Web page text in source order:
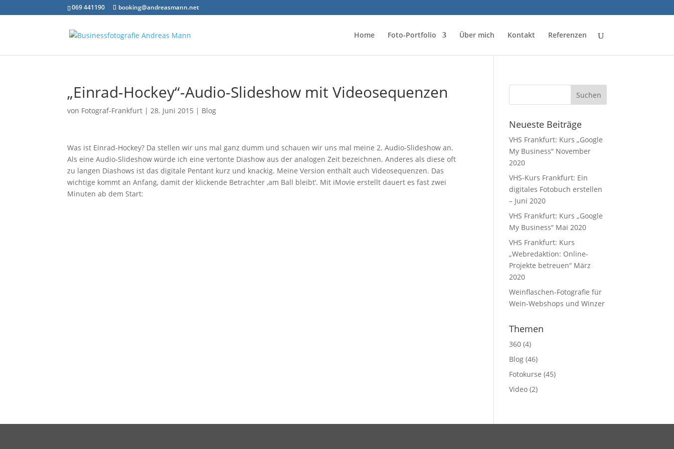
069 441190 booking@andreasmann.net
Home Foto-Portfolio Über mich Kontakt Referenzen
„Einrad-Hockey“-Audio-Slideshow mit Videosequenzen
von Fotograf-Frankfurt |28. Juni 2015 | Blog
Was ist Einrad-Hockey? Da stellen wir uns mal ganz dumm und schauen wir uns mal meine 2. Audio-Slideshow an.
Als eine Audio-Slideshow würde ich eine vertonte Diashow aus der analogen Zeit bezeichnen. Anderes als diese oft
zu langen Diashows ist das digitale Pentant kurz und knackig. Meine Version enthält auch Videosequenzen. Das
wichtige kommt an Anfang, damit der klickende Betrachter ,am Ball bleibt‘. Mit iMovie erstellt dauert es fast zwei
Minuten ab dem Start:
Neueste Beiträge
VHS Frankfurt: Kurs „Google
My Business“ November
2020
VHS-Kurs Frankfurt: Ein
digitales Fotobuch erstellen
– Juni 2020
VHS Frankfurt: Kurs „Google
My Business“ Mai 2020
VHS Frankfurt: Kurs
„Webredaktion: Online-
Projekte betreuen“ März
2020
Weinflaschen-Fotografie für
Wein-Webshops und Winzer
Themen
360 (4)
Blog (46)
Fotokurse (45)
Video (2)